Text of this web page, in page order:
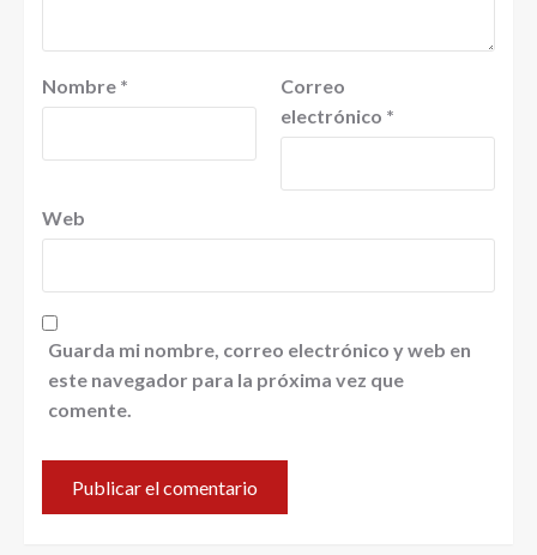
Nombre *
Correo
electrónico *
Web
Guarda mi nombre, correo electrónico y web en
este navegador para la próxima vez que
comente.